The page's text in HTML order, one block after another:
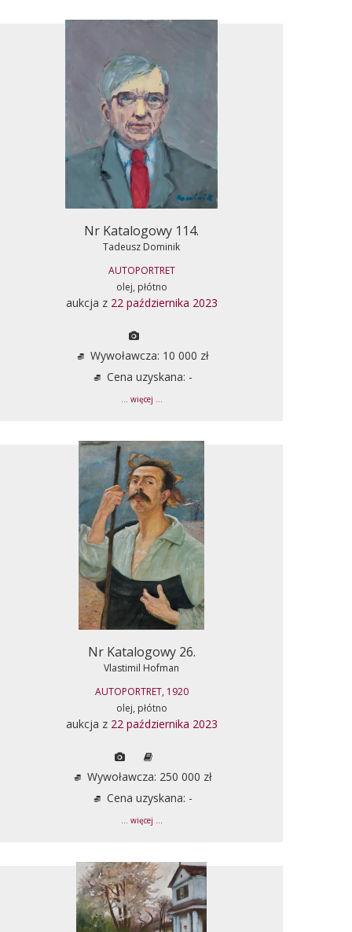
Nr Katalogowy 114.
Tadeusz Dominik
AUTOPORTRET
olej, płótno
aukcja z 22 października 2023
Wywoławcza: 10 000 zł
Cena uzyskana: -
... więcej ...
Nr Katalogowy 26.
Vlastimil Hofman
AUTOPORTRET, 1920
olej, płótno
aukcja z 22 października 2023
Wywoławcza: 250 000 zł
Cena uzyskana: -
... więcej ...